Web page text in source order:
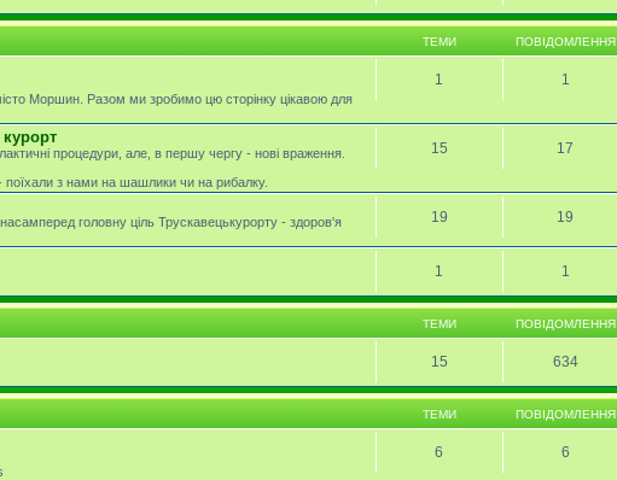
ТЕМИ ПОВІДОМЛЕННЯ
Моршин. Разом ми зробимо цю сторінку цікавою для
1 1
процедури, але, в першу чергу - нові враження.
поїхали з нами на шашлики чи на рибалку.
15 17
головну ціль Трускавецькурорту - здоров'я
19 19
1 1
ТЕМИ ПОВІДОМЛЕННЯ
15 634
ТЕМИ ПОВІДОМЛЕННЯ
6 6